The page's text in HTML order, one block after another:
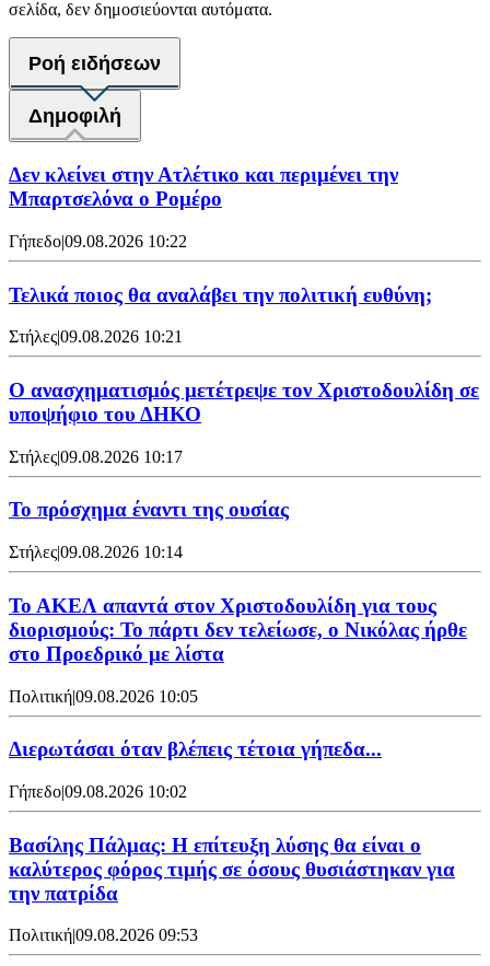
σελίδα, δεν δημοσιεύονται αυτόματα.
Ροή ειδήσεων
Δημοφιλή
Δεν κλείνει στην Ατλέτικο και περιμένει την
Μπαρτσελόνα ο Ρομέρο
Γήπεδο|09.08.2026 10:22
Τελικά ποιος θα αναλάβει την πολιτική ευθύνη;
Στήλες|09.08.2026 10:21
Ο ανασχηματισμός μετέτρεψε τον Χριστοδουλίδη σε
υποψήφιο του ΔΗΚΟ
Στήλες|09.08.2026 10:17
Το πρόσχημα έναντι της ουσίας
Στήλες|09.08.2026 10:14
Το ΑΚΕΛ απαντά στον Χριστοδουλίδη για τους
διορισμούς: Το πάρτι δεν τελείωσε, ο Νικόλας ήρθε
στο Προεδρικό με λίστα
Πολιτική|09.08.2026 10:05
Διερωτάσαι όταν βλέπεις τέτοια γήπεδα...
Γήπεδο|09.08.2026 10:02
Βασίλης Πάλμας: Η επίτευξη λύσης θα είναι ο
καλύτερος φόρος τιμής σε όσους θυσιάστηκαν για
την πατρίδα
Πολιτική|09.08.2026 09:53